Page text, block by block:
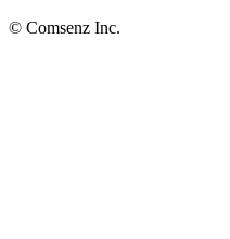
© Comsenz Inc.